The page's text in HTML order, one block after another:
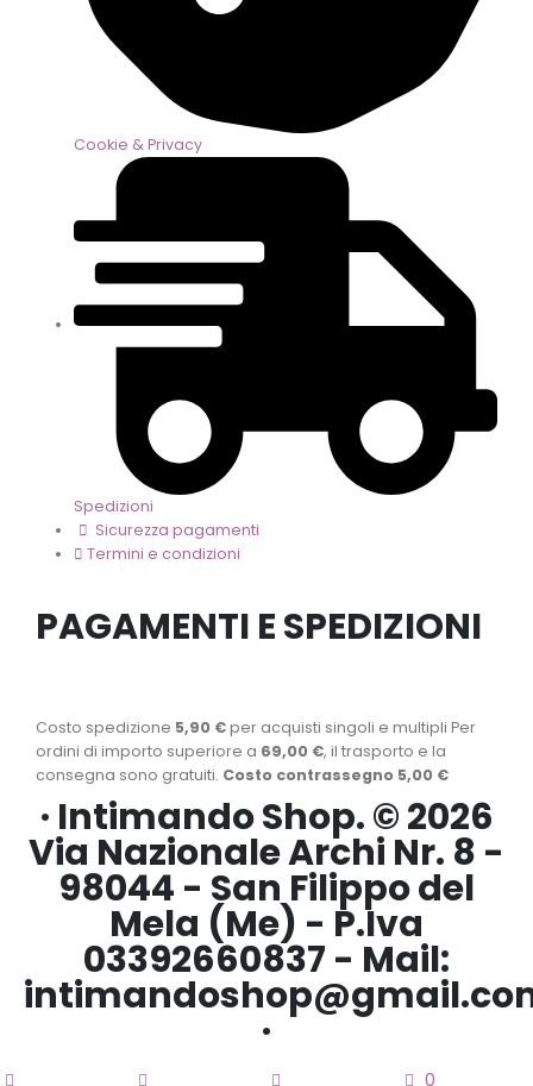
Cookie & Privacy
Spedizioni
Sicurezza pagamenti
Termini e condizioni
PAGAMENTI E SPEDIZIONI
Costo spedizione 5,90 €per acquisti singoli e multipli Per
ordini di importo superiore a 69,00 €, il trasporto e la
consegna sono gratuiti. Costo contrassegno 5,00 €
· Intimando Shop. © 2026
Via Nazionale Archi Nr. 8 -
98044 - San Filippo del
Mela (Me) - P.Iva
03392660837 - Mail:
·
0